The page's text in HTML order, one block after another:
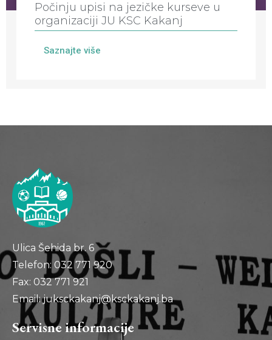
Počinju upisi na jezičke kurseve u
organizaciji JU KSC Kakanj
Saznajte više
Ulica Šehida br. 6
Telefon: 032 771 920
Fax: 032 771 921
Email: juksckakanj@ksckakanj.ba
Servisne informacije